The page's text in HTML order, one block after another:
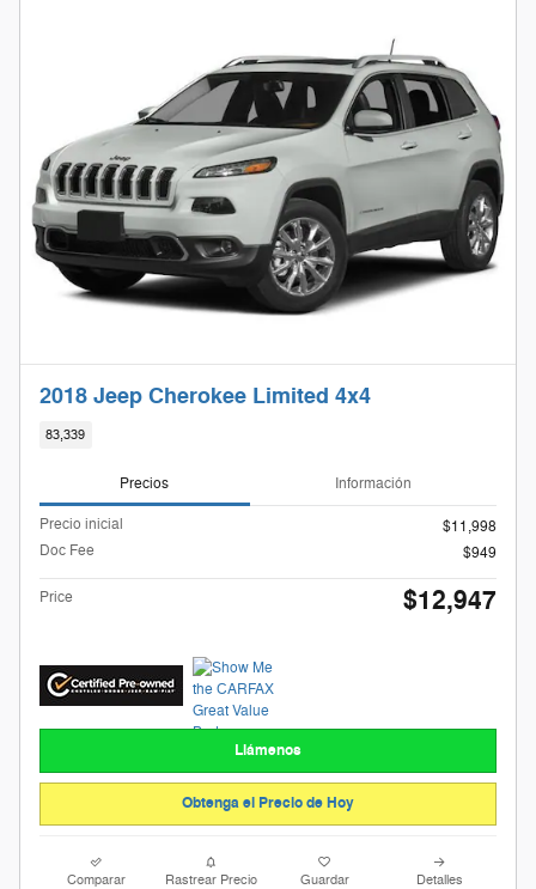
2018 Jeep Cherokee Limited 4x4
83,339
Precios Información
Precio inicial
$11,998
Doc Fee
$949
Price $12,947
Llámenos
Obtenga el Precio de Hoy
Comparar Rastrear Precio Guardar Detalles